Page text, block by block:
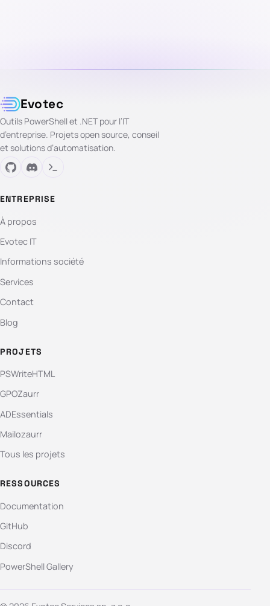
Evotec
Outils PowerShell et .NET pour l’IT
d’entreprise. Projets open source, conseil
et solutions d’automatisation.
ENTREPRISE
À propos
Evotec IT
Informations société
Services
Contact
Blog
PROJETS
PSWriteHTML
GPOZaurr
ADEssentials
Mailozaurr
Tous les projets
RESSOURCES
Documentation
GitHub
Discord
PowerShell Gallery